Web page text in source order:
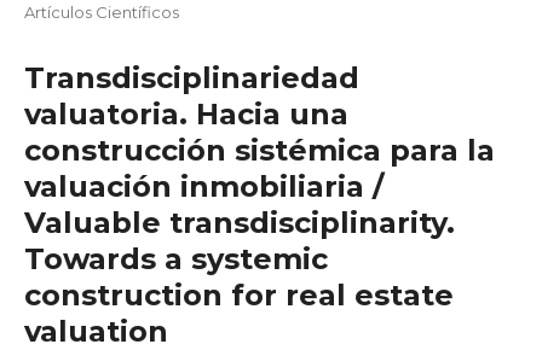
Artículos Científicos
Transdisciplinariedad
valuatoria. Hacia una
construcción sistémica para la
valuación inmobiliaria /
Valuable transdisciplinarity.
Towards a systemic
construction for real estate
valuation